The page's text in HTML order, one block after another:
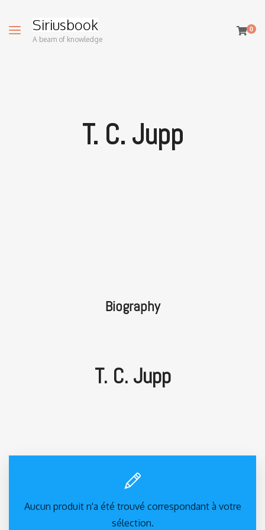
Siriusbook
A beam of knowledge
0
T. C. Jupp
Biography
T. C. Jupp
Aucun produit n'a été trouvé correspondant à votre
sélection.